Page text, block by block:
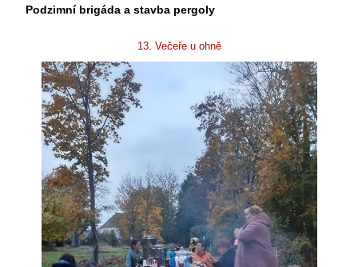
Podzimní brigáda a stavba pergoly
13. Večeře u ohně